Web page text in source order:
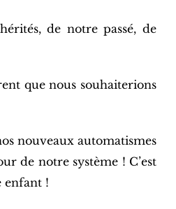
de notre passé, de
que nous souhaiterions
nouveaux automatismes
de notre système ! C’est
enfant !